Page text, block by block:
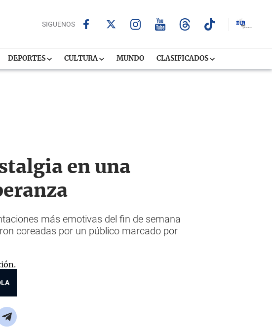
SIGUENOS
DEPORTES CULTURA MUNDO CLASIFICADOS
en una
más emotivas del fin de semana
coreadas por un público marcado por